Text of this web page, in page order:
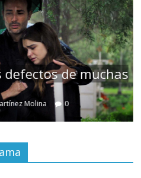
interclasista en la
mexicana
Julio Martínez Molina